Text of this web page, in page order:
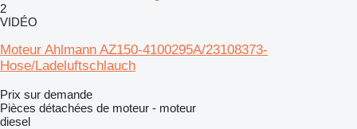
2
VIDÉO
Moteur Ahlmann AZ150-4100295A/23108373-
Hose/Ladeluftschlauch
Prix sur demande
Pièces détachées de moteur - moteur
diesel